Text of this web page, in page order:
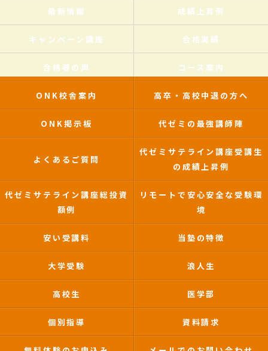
最新情報 成績上昇例
キャンペーン講座 合格実績
合格者の声 コース案内
ONK校舎案内 高卒・高校中退の方へ
ONK掲示板 代ゼミの最強講師陣
よくあるご質問
代ゼミサテライン講座受講生
の成績上昇例
代ゼミサテライン講座総投資
額例
リモートで安心安全な受験環
境
安い受講料 当塾の特徴
大学受験 浪人生
高校生 医学部
個別指導 資料請求